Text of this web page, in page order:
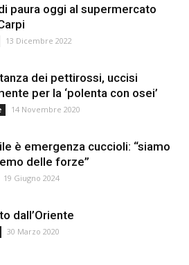
paura oggi al supermercato
13 Dicembre 2022
dei pettirossi, uccisi
per la ‘polenta con osei’
14 Novembre 2020
è emergenza cuccioli: “siamo
delle forze”
19 Giugno 2024
dall’Oriente
30 Marzo 2020